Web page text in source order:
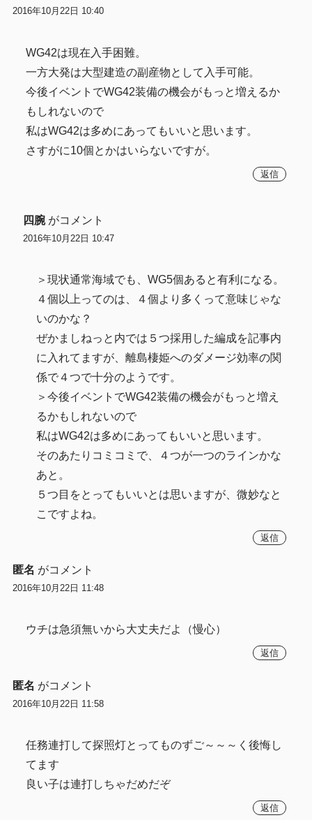
2016年10月22日 10:40
WG42は現在入手困難。
一方大発は大型建造の副産物として入手可能。
今後イベントでWG42装備の機会がもっと増えるか
もしれないので
私はWG42は多めにあってもいいと思います。
さすがに10個とかはいらないですが。
返信
四腕 がコメント
2016年10月22日 10:47
＞現状通常海域でも、WG5個あると有利になる。
４個以上ってのは、４個より多くって意味じゃな
いのかな？
ぜかましねっと内では５つ採用した編成を記事内
に入れてますが、離島棲姫へのダメージ効率の関
係で４つで十分のようです。
＞今後イベントでWG42装備の機会がもっと増え
るかもしれないので
私はWG42は多めにあってもいいと思います。
そのあたりコミコミで、４つが一つのラインかな
あと。
５つ目をとってもいいとは思いますが、微妙なと
こですよね。
返信
匿名 がコメント
2016年10月22日 11:48
ウチは急須無いから大丈夫だよ（慢心）
返信
匿名 がコメント
2016年10月22日 11:58
任務連打して探照灯とってものずご～～～く後悔し
てます
良い子は連打しちゃだめだぞ
返信